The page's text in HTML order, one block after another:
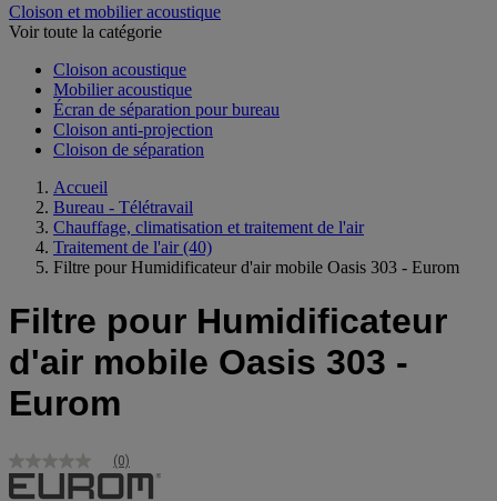
Cloison et mobilier acoustique
Voir toute la catégorie
Cloison acoustique
Mobilier acoustique
Écran de séparation pour bureau
Cloison anti-projection
Cloison de séparation
Accueil
Bureau - Télétravail
Chauffage, climatisation et traitement de l'air
Traitement de l'air (40)
Filtre pour Humidificateur d'air mobile Oasis 303 - Eurom
Filtre pour Humidificateur
d'air mobile Oasis 303 -
Eurom
Aucune
valeur
(0)